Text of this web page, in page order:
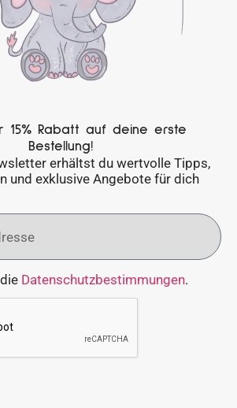
15% Rabatt auf deine erste
Bestellung!
erhältst du wertvolle Tipps,
und exklusive Angebote für dich
Datenschutzbestimmungen.